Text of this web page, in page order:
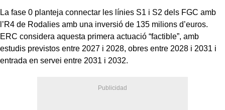
La fase 0 planteja connectar les línies S1 i S2 dels FGC amb
l’R4 de Rodalies amb una inversió de 135 milions d’euros.
ERC considera aquesta primera actuació “factible”, amb
estudis previstos entre 2027 i 2028, obres entre 2028 i 2031 i
entrada en servei entre 2031 i 2032.